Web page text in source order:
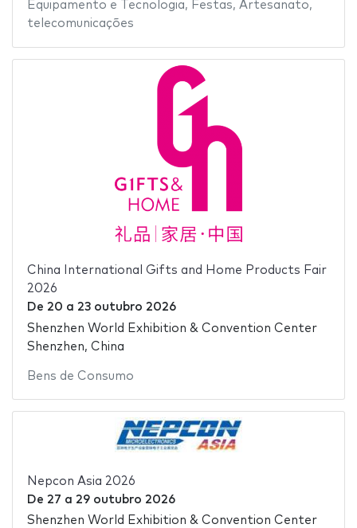
Equipamento e Tecnologia, Festas, Artesanato,
telecomunicações
China International Gifts and Home Products Fair
2026
De 20 a 23 outubro 2026
Shenzhen World Exhibition & Convention Center
Shenzhen, China
Bens de Consumo
Nepcon Asia 2026
De 27 a 29 outubro 2026
Shenzhen World Exhibition & Convention Center